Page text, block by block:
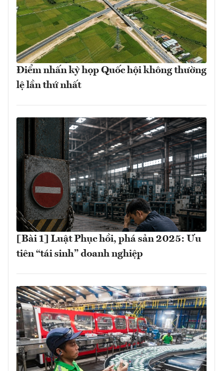
Điểm nhấn kỳ họp Quốc hội không thường
lệ lần thứ nhất
[Bài 1] Luật Phục hồi, phá sản 2025: Ưu
tiên “tái sinh” doanh nghiệp